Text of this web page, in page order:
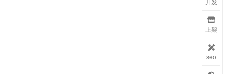
开发
上架
seo